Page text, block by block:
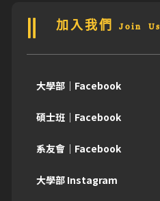
加入我們 Join Us
大學部｜Facebook
碩士班｜Facebook
系友會｜Facebook
大學部 Instagram